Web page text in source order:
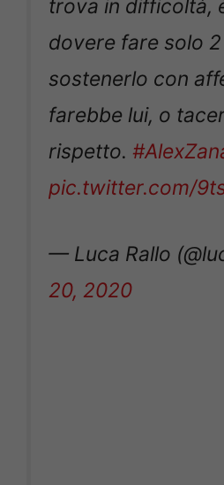
trova in difficoltà,
dovere fare solo
sostenerlo con
farebbe lui, o
rispetto.
pic.twitter.com/
— Luca Rallo
20, 2020